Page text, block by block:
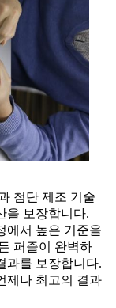
첨단 제조 기술
을 보장합니다.
에서 높은 기준을
퍼즐이 완벽하
과를 보장합니다.
제나 최고의 결과